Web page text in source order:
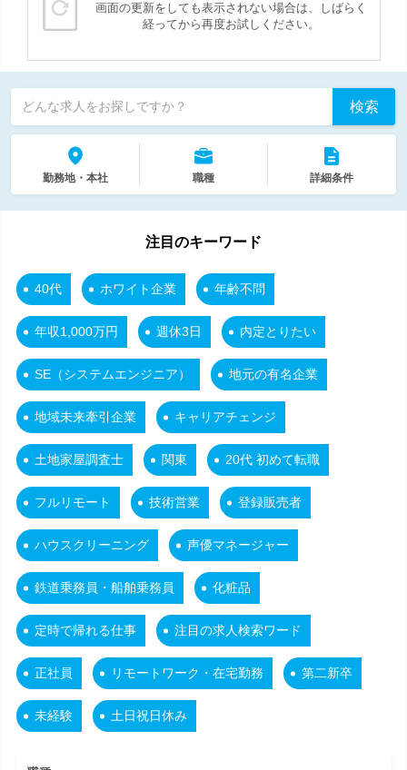
画面の更新をしても表示されない場合は、しばらく
経ってから再度お試しください。
どんな求人をお探しですか？ 検索
勤務地・本社 職種 詳細条件
注目のキーワード
40代 ホワイト企業 年齢不問
年収1,000万円 週休3日 内定とりたい
SE（システムエンジニア） 地元の有名企業
地域未来牽引企業 キャリアチェンジ
土地家屋調査士 関東 20代 初めて転職
フルリモート 技術営業 登録販売者
ハウスクリーニング 声優マネージャー
鉄道乗務員・船舶乗務員 化粧品
定時で帰れる仕事 注目の求人検索ワード
正社員 リモートワーク・在宅勤務 第二新卒
未経験 土日祝日休み